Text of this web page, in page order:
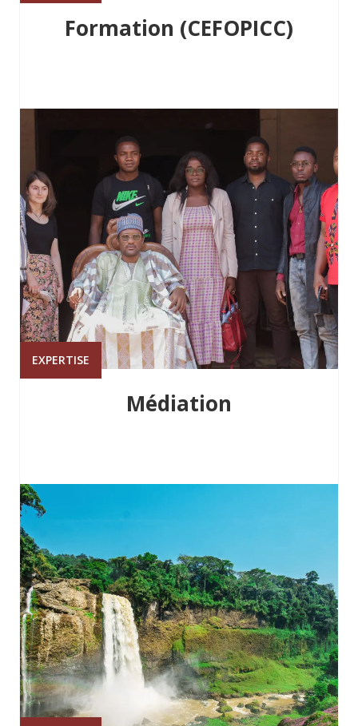
Formation (CEFOPICC)
EXPERTISE
Médiation